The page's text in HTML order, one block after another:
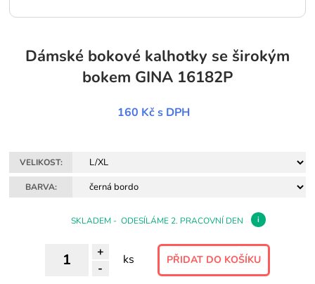
Dámské bokové kalhotky se širokým
bokem GINA 16182P
160 Kč s DPH
VELIKOST:
BARVA:
SKLADEM - ODESÍLÁME 2. PRACOVNÍ DEN i
+
-
ks